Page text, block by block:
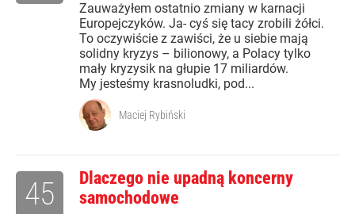
Zauważyłem ostatnio zmiany w karnacji
Europejczyków. Ja- cyś się tacy zrobili żółci.
To oczywiście z zawiści, że u siebie mają
solidny kryzys – bilionowy, a Polacy tylko
mały kryzysik na głupie 17 miliardów.
My jesteśmy krasnoludki, pod...
Maciej Rybiński
Dlaczego nie upadną koncerny
samochodowe
45